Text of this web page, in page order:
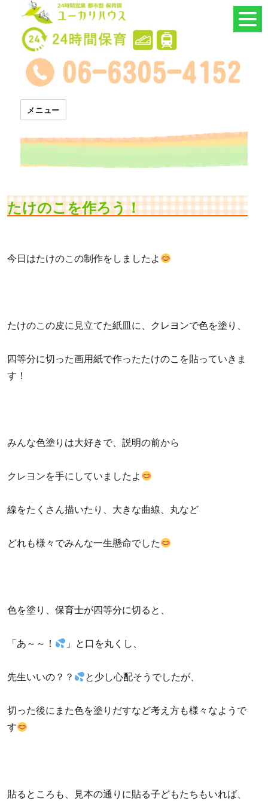
24時間託児所 ユーカリハウス
メニュー
たけのこを作ろう！
今日はたけのこの制作をしましたよ
たけのこの皮に見立てた紙皿に、クレヨンで色を塗り、
四等分に切った画用紙で作ったたけのこを貼っていきま
す！
みんな色塗りは大好きで、説明の前から
クレヨンを手にしていましたよ
線をたくさん描いたり、大きな曲線、丸など
どれも様々でみんな一生懸命でした
色を塗り、保育士が四等分に切ると、
「あ～～！ 」と口を丸くし、
先生いいの？？ と少し心配そうでしたが、
切った後にまた色を塗りだすなど考え方も様々なようで
す
貼るところも、見本の通りに貼る子どもたちもいれば、